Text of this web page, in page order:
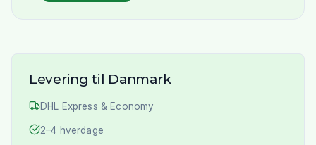
Levering til Danmark
DHL Express & Economy
2–4 hverdage